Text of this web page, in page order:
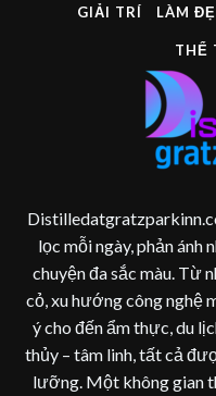
GIẢI TRÍ LÀM
THỂ
lọc mỗi ngày, phản ánh
chuyện đa sắc màu. Từ
cỏ, xu hướng công nghệ
ý cho đến ẩm thực, du
thủy – tâm linh, tất cả
lưỡng. Một không gian